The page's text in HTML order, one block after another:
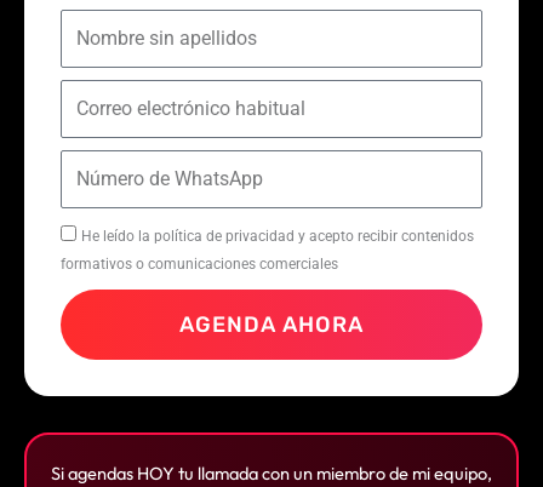
He leído la política de privacidad y acepto recibir contenidos
formativos o comunicaciones comerciales
AGENDA AHORA
Si agendas HOY tu llamada con un miembro de mi equipo,